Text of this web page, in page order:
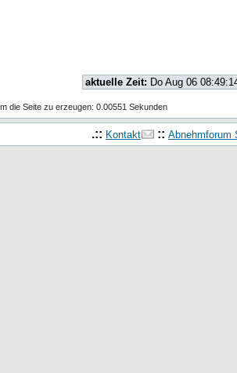
aktuelle Zeit: Do Aug 06
die Seite zu erzeugen: 0.00551 Sekunden
.:: Kontakt :: Abnehmforum